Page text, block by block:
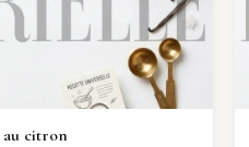
au citron